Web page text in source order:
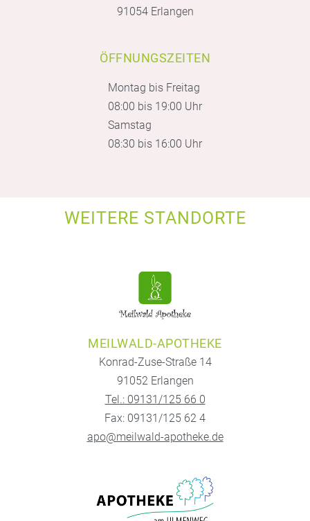
91054 Erlangen
ÖFFNUNGSZEITEN
Montag bis Freitag
08:00 bis 19:00 Uhr
Samstag
08:30 bis 16:00 Uhr
WEITERE STANDORTE
MEILWALD-APOTHEKE
Konrad-Zuse-Straße 14
91052 Erlangen
Tel.: 09131/125 66 0
Fax: 09131/125 62 4
apo@meilwald-apotheke.de